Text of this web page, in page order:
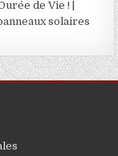
de Vie ! |
solaires